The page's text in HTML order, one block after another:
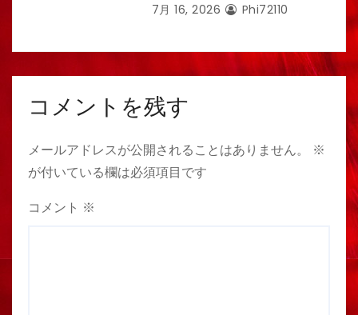
7月 16, 2026 Phi72110
コメントを残す
メールアドレスが公開されることはありません。
※
が付いている欄は必須項目です
コメント ※